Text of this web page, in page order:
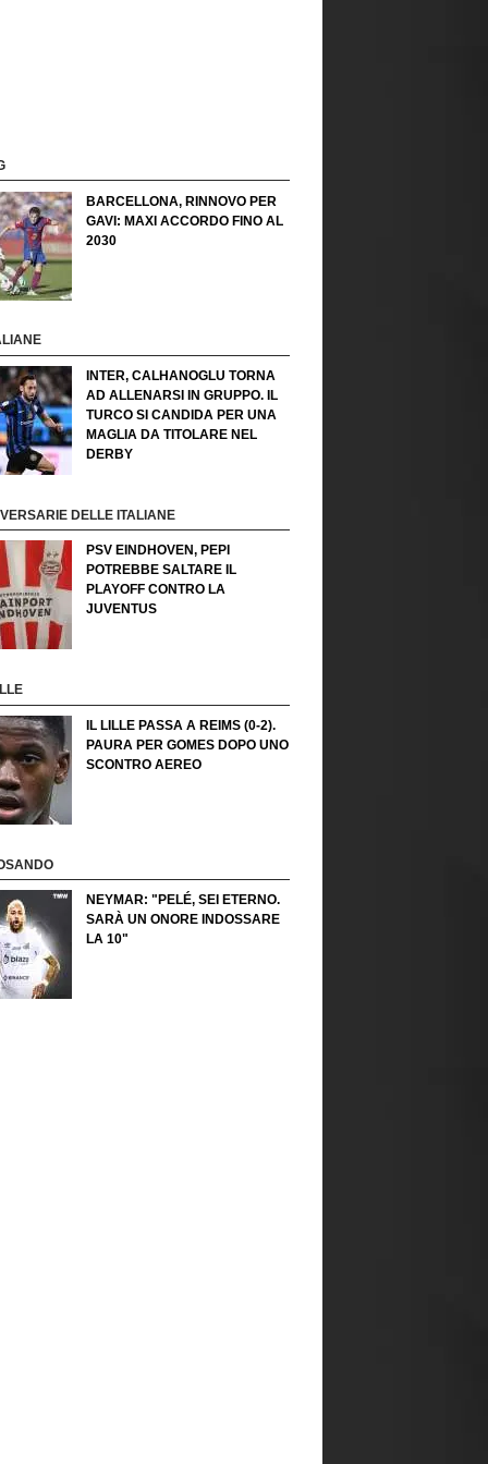
BARCELLONA, RINNOVO PER
GAVI: MAXI ACCORDO FINO AL
2030
INTER, CALHANOGLU TORNA
AD ALLENARSI IN GRUPPO. IL
TURCO SI CANDIDA PER UNA
MAGLIA DA TITOLARE NEL
DERBY
DELLE ITALIANE
PSV EINDHOVEN, PEPI
POTREBBE SALTARE IL
PLAYOFF CONTRO LA
JUVENTUS
IL LILLE PASSA A REIMS (0-2).
PAURA PER GOMES DOPO UNO
SCONTRO AEREO
NEYMAR: "PELÉ, SEI ETERNO.
SARÀ UN ONORE INDOSSARE
LA 10"